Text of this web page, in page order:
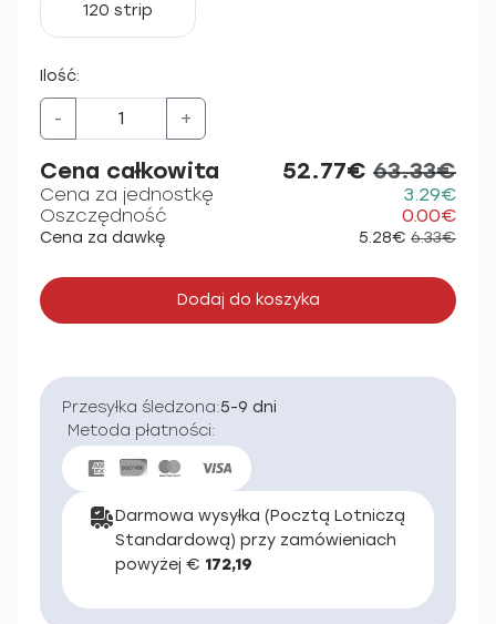
120 strip
Ilość:
- +
Cena całkowita 52.77€ 63.33€
Cena za jednostkę
3.29€
Oszczędność
0.00€
Cena za dawkę 5.28€ 6.33€
Dodaj do koszyka
Przesyłka śledzona:5-9 dni
Metoda płatności:
Darmowa wysyłka (Pocztą Lotniczą
Standardową) przy zamówieniach
powyżej € 172,19